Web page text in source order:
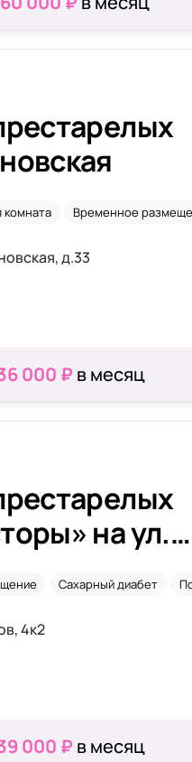
комната Временное
д.33
000 ₽ в месяц
на ул.
Сахарный диабет
4к2
000 ₽ в месяц